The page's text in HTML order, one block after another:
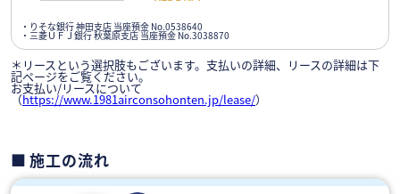
・りそな銀行 神田支店 当座預金 No.0538640
・三菱ＵＦＪ銀行 秋葉原支店 当座預金 No.3038870
＊リースという選択肢もございます。支払いの詳細、リースの詳細は下
記ページをご覧ください。
お支払い/リースについて
（https://www.1981airconsohonten.jp/lease/）
施工の流れ